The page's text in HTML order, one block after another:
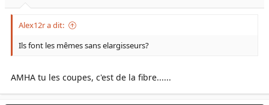
Alex12r a dit:
Ils font les mêmes sans elargisseurs?
AMHA tu les coupes, c'est de la fibre......